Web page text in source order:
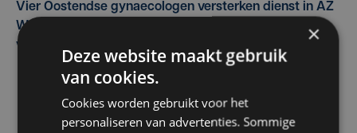
Vier Oostendse gynaecologen versterken dienst in AZ
West, dat ook een nieuwe voltijdse gynaecoloog
verwelkomt
×
Deze website maakt gebruik
van cookies.
Cookies worden gebruikt voor het
personaliseren van advertenties. Sommige